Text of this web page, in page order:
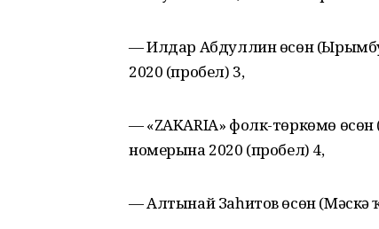
— Илдар Абдуллин өсөн
2020 (пробел) 3,
— «ZAKARIA» фолк-төркөмө
номерына 2020 (пробел) 4,
— Алтынай Заһитов өсөн